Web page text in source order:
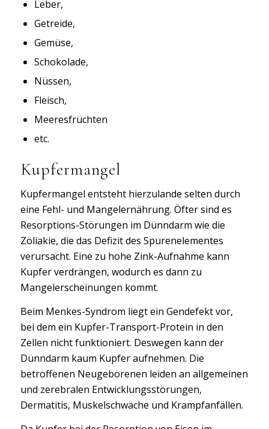
Leber,
Getreide,
Gemüse,
Schokolade,
Nüssen,
Fleisch,
Meeresfrüchten
etc.
Kupfermangel
Kupfermangel entsteht hierzulande selten durch
eine Fehl- und Mangelernährung. Öfter sind es
Resorptions-Störungen im Dünndarm wie die
Zöliakie, die das Defizit des Spurenelementes
verursacht. Eine zu hohe Zink-Aufnahme kann
Kupfer verdrängen, wodurch es dann zu
Mangelerscheinungen kommt.
Beim Menkes-Syndrom liegt ein Gendefekt vor,
bei dem ein Kupfer-Transport-Protein in den
Zellen nicht funktioniert. Deswegen kann der
Dünndarm kaum Kupfer aufnehmen. Die
betroffenen Neugeborenen leiden an allgemeinen
und zerebralen Entwicklungsstörungen,
Dermatitis, Muskelschwäche und Krampfanfällen.